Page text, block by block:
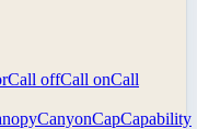
Call offCall onCall
CanyonCapCapability